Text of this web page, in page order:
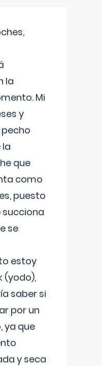
la
Mi
y
la
que
como
puesto
succiona
se
estoy
(yodo),
saber si
por un
ya que
y seca